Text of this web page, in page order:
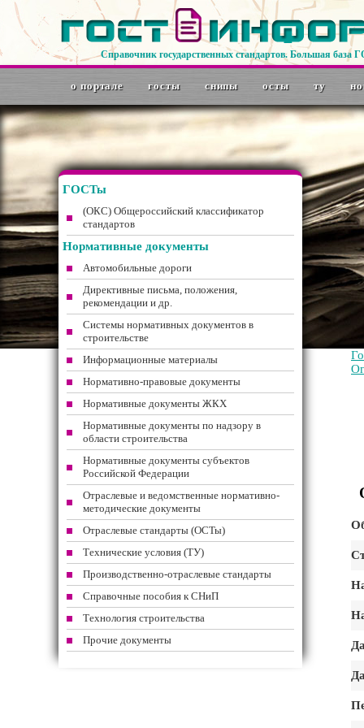
Справочник государственных стандартов. Большая база
о портале госты снипы осты ту
ГОСТы
(ОКС) Общероссийский классификатор
стандартов
Нормативные документы
Автомобильные дороги
Директивные письма, положения,
рекомендации и др.
Системы нормативных документов в
строительстве
Информационные материалы
Нормативно-правовые документы
Нормативные документы ЖКХ
Нормативные документы по надзору в
области строительства
Нормативные документы субъектов
Российской Федерации
Отраслевые и ведомственные нормативно-
методические документы
Отраслевые стандарты (ОСТы)
Технические условия (ТУ)
Производственно-отраслевые стандарты
Справочные пособия к СНиП
Технология строительства
Прочие документы